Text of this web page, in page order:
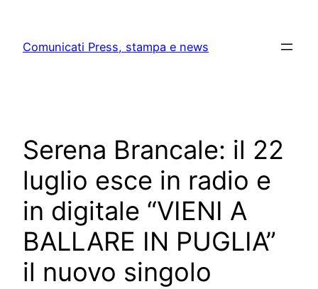
content
Comunicati Press, stampa e news
Serena Brancale: il 22
luglio esce in radio e
in digitale “VIENI A
BALLARE IN PUGLIA”
il nuovo singolo